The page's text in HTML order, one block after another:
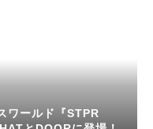
ワールド『STPR